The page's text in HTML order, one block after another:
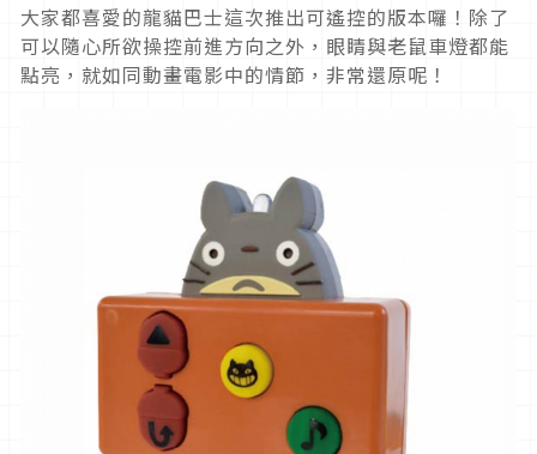
大家都喜愛的龍貓巴士這次推出可遙控的版本囉！除了
可以隨心所欲操控前進方向之外，眼睛與老鼠車燈都能
點亮，就如同動畫電影中的情節，非常還原呢！